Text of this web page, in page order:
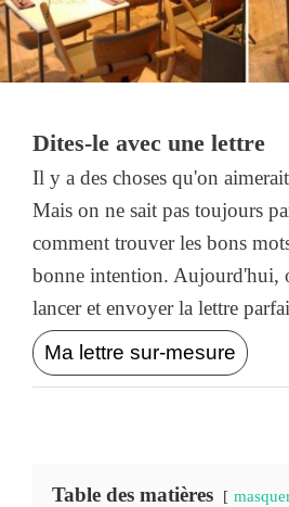
Dites-le avec une lettre
Il y a des choses qu'on
Mais on ne sait pas toujours
comment trouver les bons
bonne intention. Aujourd'hui,
lancer et envoyer la lettre
Ma lettre sur-mesure
Table des matières